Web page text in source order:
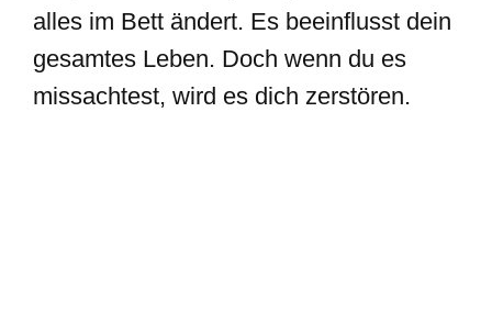
alles im Bett ändert. Es beeinflusst dein
gesamtes Leben. Doch wenn du es
missachtest, wird es dich zerstören.